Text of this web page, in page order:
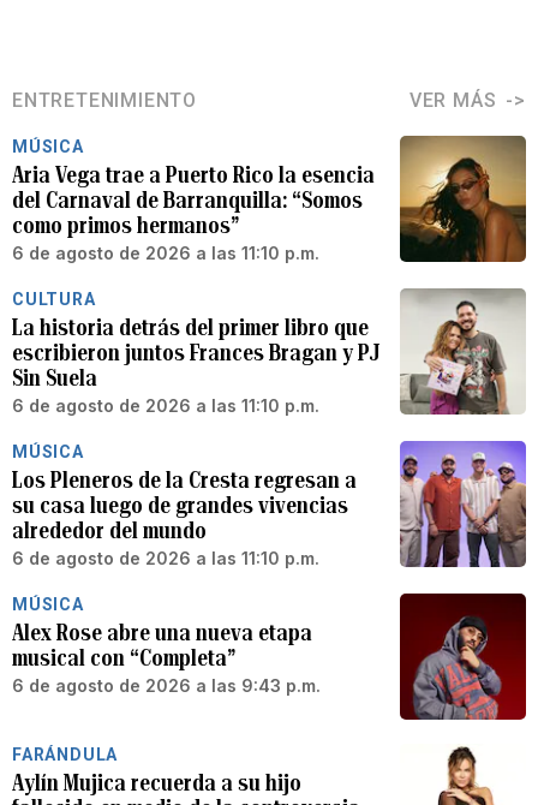
ENTRETENIMIENTO VER MÁS
MÚSICA
Aria Vega trae a Puerto Rico la esencia
del Carnaval de Barranquilla: “Somos
como primos hermanos”
6 de agosto de 2026 a las 11:10 p.m.
CULTURA
La historia detrás del primer libro que
escribieron juntos Frances Bragan y PJ
Sin Suela
6 de agosto de 2026 a las 11:10 p.m.
MÚSICA
Los Pleneros de la Cresta regresan a
su casa luego de grandes vivencias
alrededor del mundo
6 de agosto de 2026 a las 11:10 p.m.
MÚSICA
Alex Rose abre una nueva etapa
musical con “Completa”
6 de agosto de 2026 a las 9:43 p.m.
FARÁNDULA
Aylín Mujica recuerda a su hijo